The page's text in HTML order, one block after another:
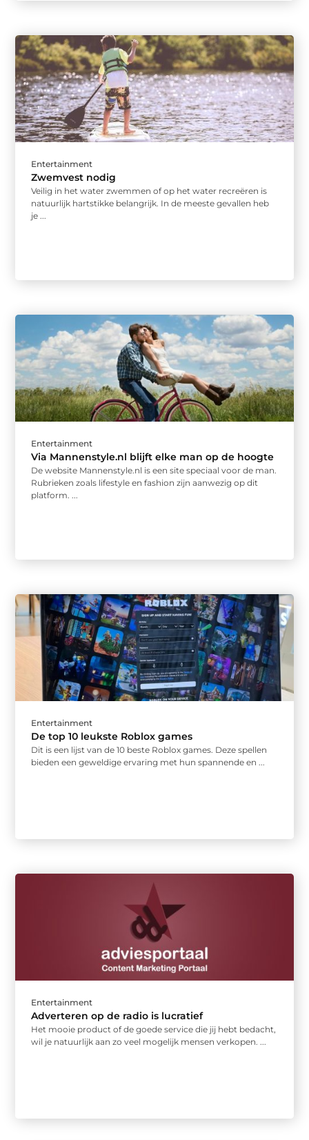
Entertainment
Zwemvest nodig
Veilig in het water zwemmen of op het water recreëren is
natuurlijk hartstikke belangrijk. In de meeste gevallen heb
je ...
Entertainment
Via Mannenstyle.nl blijft elke man op de hoogte
De website Mannenstyle.nl is een site speciaal voor de man.
Rubrieken zoals lifestyle en fashion zijn aanwezig op dit
platform. ...
Entertainment
De top 10 leukste Roblox games
Dit is een lijst van de 10 beste Roblox games. Deze spellen
bieden een geweldige ervaring met hun spannende en ...
Entertainment
Adverteren op de radio is lucratief
Het mooie product of de goede service die jij hebt bedacht,
wil je natuurlijk aan zo veel mogelijk mensen verkopen. ...